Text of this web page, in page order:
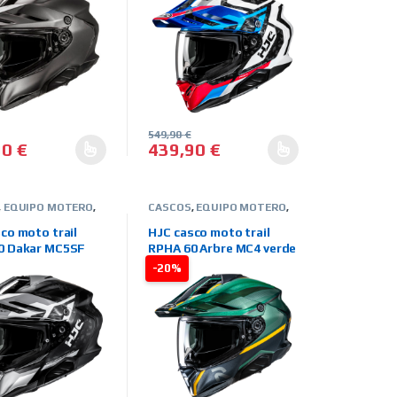
la página de producto
opciones se pueden elegir en la página de producto
€ tiene múltiples variantes. Las opciones se pueden elegir
439,90 €
549,90€
Este producto tiene múltiples variantes.
EQUIPO MOTERO,
CAMPO ,TIENDA
moto trail
Dakar MC5SF
-20%
CASCOS, EQUIPO MOTERO,
OFFROAD-CAMPO,TIENDA
ON LINE
HJC casco moto trail
RPHA 60 Arbre MC4 verde